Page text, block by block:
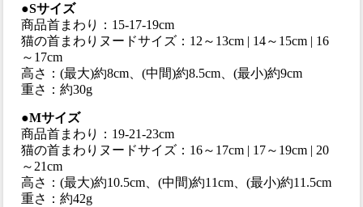
●Sサイズ
商品首まわり：15-17-19cm
猫の首まわりヌードサイズ：12～13cm | 14～15cm | 16
～17cm
高さ：(最大)約8cm、(中間)約8.5cm、(最小)約9cm
重さ：約30g
●Mサイズ
商品首まわり：19-21-23cm
猫の首まわりヌードサイズ：16～17cm | 17～19cm | 20
～21cm
高さ：(最大)約10.5cm、(中間)約11cm、(最小)約11.5cm
重さ：約42g